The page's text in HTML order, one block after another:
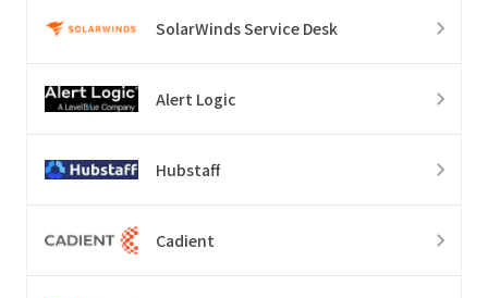
SolarWinds Service Desk
Alert Logic
Hubstaff
Cadient